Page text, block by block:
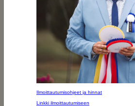
Ilmoittautumisohjeet ja hinnat
Linkki ilmoittautumiseen